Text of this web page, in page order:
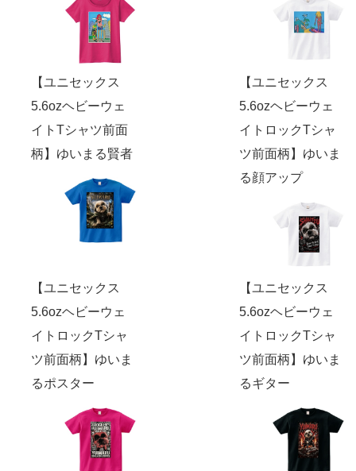
【ユニセックス
5.6ozヘビーウェ
イトTシャツ前面
柄】ゆいまる賢者
【ユニセックス
5.6ozヘビーウェ
イトロックTシャ
ツ前面柄】ゆいま
る顔アップ
【ユニセックス
5.6ozヘビーウェ
イトロックTシャ
ツ前面柄】ゆいま
るポスター
【ユニセックス
5.6ozヘビーウェ
イトロックTシャ
ツ前面柄】ゆいま
るギター